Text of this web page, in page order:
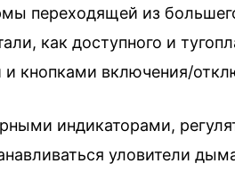
переходящей из
как доступного и
и кнопками включения/
индикаторами,
уловители